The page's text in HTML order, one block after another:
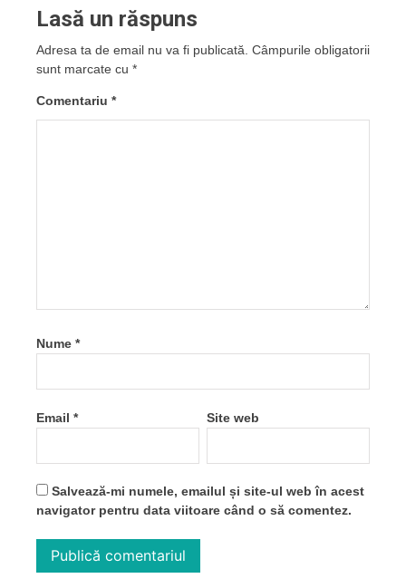
Lasă un răspuns
Adresa ta de email nu va fi publicată. Câmpurile obligatorii
sunt marcate cu *
Comentariu *
Nume *
Email * Site web
Salvează-mi numele, emailul și site-ul web în acest
navigator pentru data viitoare când o să comentez.